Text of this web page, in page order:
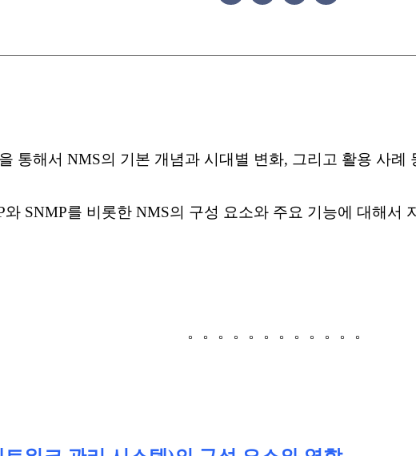
을 통해서 NMS의 기본 개념과 시대별 변화, 그리고 활용 사례
와 SNMP를 비롯한 NMS의 구성 요소와 주요 기능에 대해서
。。。。。。。。。。。。